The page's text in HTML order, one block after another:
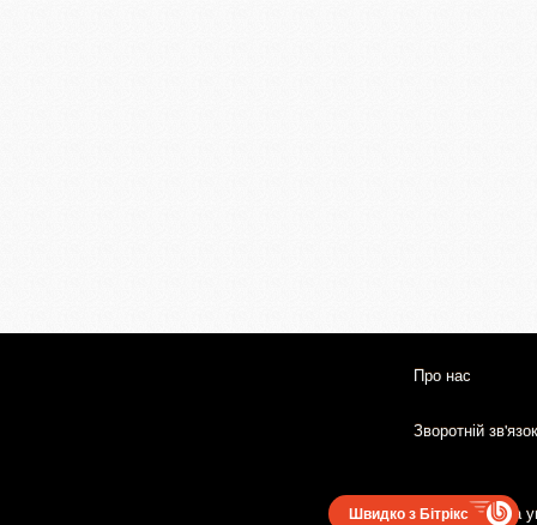
Про нас
Зворотній зв'язок
Користувацька
Швидко з Бітрікс